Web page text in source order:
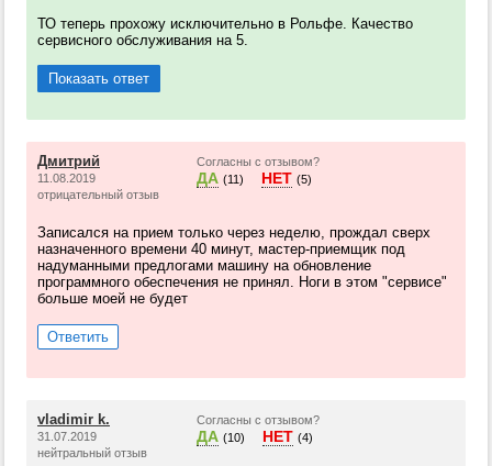
ТО теперь прохожу исключительно в Рольфе. Качество
сервисного обслуживания на 5.
Показать ответ
Дмитрий
11.08.2019
отрицательный отзыв
Согласны с отзывом?
ДА (11) НЕТ (5)
Записался на прием только через неделю, прождал сверх
назначенного времени 40 минут, мастер-приемщик под
надуманными предлогами машину на обновление
программного обеспечения не принял. Ноги в этом "сервисе"
больше моей не будет
Ответить
vladimir k.
31.07.2019
нейтральный отзыв
Согласны с отзывом?
ДА (10) НЕТ (4)